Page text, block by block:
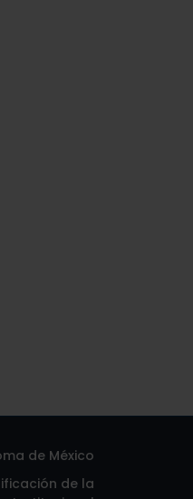
de México
de la